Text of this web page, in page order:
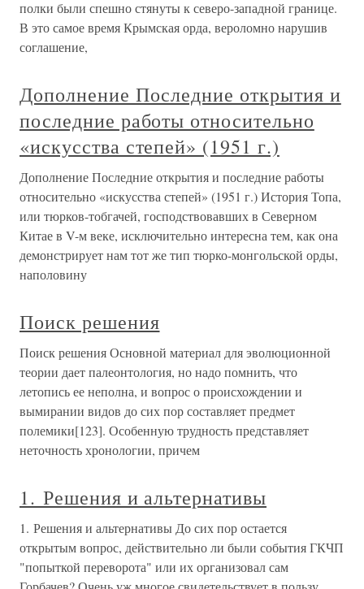
полки были спешно стянуты к северо-западной границе.
В это самое время Крымская орда, вероломно нарушив
соглашение,
Дополнение Последние открытия и
последние работы относительно
«искусства степей» (1951 г.)
Дополнение Последние открытия и последние работы
относительно «искусства степей» (1951 г.) История Топа,
или тюрков-тобгачей, господствовавших в Северном
Китае в V-м веке, исключительно интересна тем, как она
демонстрирует нам тот же тип тюрко-монгольской орды,
наполовину
Поиск решения
Поиск решения Основной материал для эволюционной
теории дает палеонтология, но надо помнить, что
летопись ее неполна, и вопрос о происхождении и
вымирании видов до сих пор составляет предмет
полемики[123]. Особенную трудность представляет
неточность хронологии, причем
1. Решения и альтернативы
1. Решения и альтернативы До сих пор остается
открытым вопрос, действительно ли были события ГКЧП
"попыткой переворота" или их организовал сам